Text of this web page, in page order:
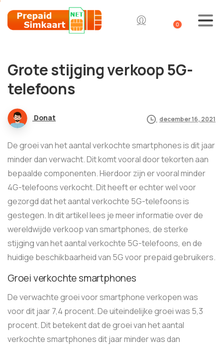
0
Grote stijging verkoop 5G-
telefoons
Donat december 16, 2021
De groei van het aantal verkochte smartphones is dit jaar
minder dan verwacht. Dit komt vooral door tekorten aan
bepaalde componenten. Hierdoor zijn er vooral minder
4G-telefoons verkocht. Dit heeft er echter wel voor
gezorgd dat het aantal verkochte 5G-telefoons is
gestegen. In dit artikel lees je meer informatie over de
wereldwijde verkoop van smartphones, de sterke
stijging van het aantal verkochte 5G-telefoons, en de
huidige beschikbaarheid van 5G voor prepaid gebruikers.
Groei verkochte smartphones
De verwachte groei voor smartphone verkopen was
voor dit jaar 7,4 procent. De uiteindelijke groei was 5,3
procent. Dit betekent dat de groei van het aantal
verkochte smartphones dit jaar minder was dan